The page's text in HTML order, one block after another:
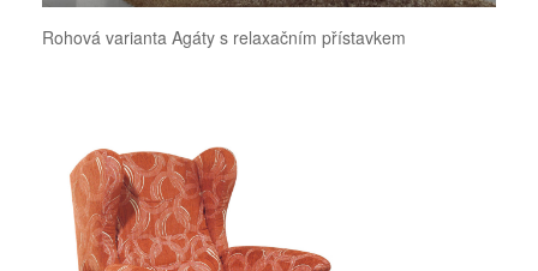
Rohová varianta Agáty s relaxačním přístavkem